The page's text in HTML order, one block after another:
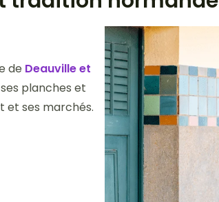
de Deauville et
planches et
et ses marchés.